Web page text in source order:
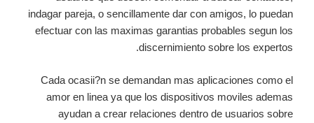
indagar pareja, o sencillamente dar con amigos, lo puedan
efectuar con las maximas garantias probables segun los
discernimiento sobre los expertos.
Cada ocasii?n se demandan mas aplicaciones como el
amor en linea ya que los dispositivos moviles ademas
ayudan a crear relaciones dentro de usuarios sobre